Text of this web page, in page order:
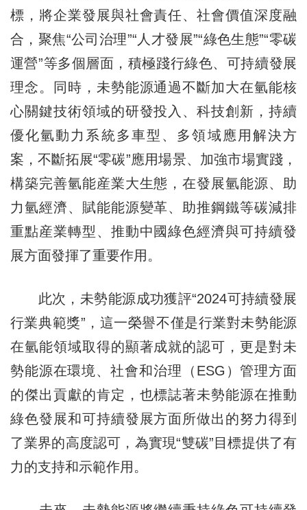
標，將企業發展與社會責任、社會價值深度融
合，聚焦“公司治理”“人才發展”“綠色生態”“零碳
運營”等多個層面，積極踐行綠色、可持續發展
理念。同時，未勢能源通過不斷加大在氫能核
心關鍵技術領域的研發投入、科技創新，持續
優化氫動力系統多車型、多領域應用解決方
案，不斷拓展“零碳”應用場景、加強市場實踐，
構築完善氫能産業大生態，在發展氫能源、助
力氫經濟、賦能能源變革、助推鋼鐵等碳減排
重點産業轉型、推動中國綠色經濟與可持續發
展方面發揮了重要作用。
此次，未勢能源成功獲評“2024可持續發展
行業典範獎”，這一榮譽不僅是行業對未勢能源
在氫能領域取得的顯著成就的認可，更是對未
勢能源在環境、社會和治理（ESG）管理方面
的傑出貢獻的肯定，也標誌著未勢能源在推動
綠色發展和可持續發展方面所做出的努力得到
了業界的高度認可，為實現“雙碳”目標提供了有
力的支持和示範作用。